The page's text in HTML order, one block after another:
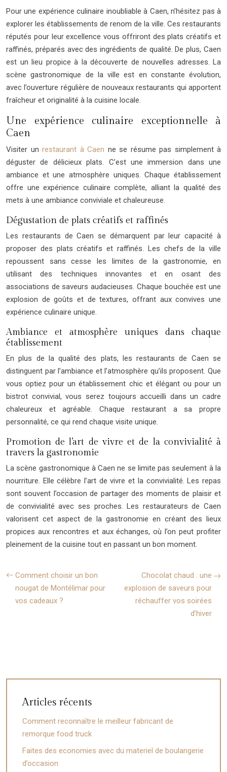
Pour une expérience culinaire inoubliable à Caen, n’hésitez pas à
explorer les établissements de renom de la ville. Ces restaurants
réputés pour leur excellence vous offriront des plats créatifs et
raffinés, préparés avec des ingrédients de qualité. De plus, Caen
est un lieu propice à la découverte de nouvelles adresses. La
scène gastronomique de la ville est en constante évolution,
avec l’ouverture régulière de nouveaux restaurants qui apportent
fraîcheur et originalité à la cuisine locale.
Une expérience culinaire exceptionnelle à
Caen
Visiter un restaurant à Caen ne se résume pas simplement à
déguster de délicieux plats. C’est une immersion dans une
ambiance et une atmosphère uniques. Chaque établissement
offre une expérience culinaire complète, alliant la qualité des
mets à une ambiance conviviale et chaleureuse.
Dégustation de plats créatifs et raffinés
Les restaurants de Caen se démarquent par leur capacité à
proposer des plats créatifs et raffinés. Les chefs de la ville
repoussent sans cesse les limites de la gastronomie, en
utilisant des techniques innovantes et en osant des
associations de saveurs audacieuses. Chaque bouchée est une
explosion de goûts et de textures, offrant aux convives une
expérience culinaire unique.
Ambiance et atmosphère uniques dans chaque
établissement
En plus de la qualité des plats, les restaurants de Caen se
distinguent par l’ambiance et l’atmosphère qu’ils proposent. Que
vous optiez pour un établissement chic et élégant ou pour un
bistrot convivial, vous serez toujours accueilli dans un cadre
chaleureux et agréable. Chaque restaurant a sa propre
personnalité, ce qui rend chaque visite unique.
Promotion de l’art de vivre et de la convivialité à
travers la gastronomie
La scène gastronomique à Caen ne se limite pas seulement à la
nourriture. Elle célèbre l’art de vivre et la convivialité. Les repas
sont souvent l’occasion de partager des moments de plaisir et
de convivialité avec ses proches. Les restaurateurs de Caen
valorisent cet aspect de la gastronomie en créant des lieux
propices aux rencontres et aux échanges, où l’on peut profiter
pleinement de la cuisine tout en passant un bon moment.
Comment choisir un bon
nougat de Montélimar pour
vos cadeaux ?
Chocolat chaud : une
explosion de saveurs pour
réchauffer vos soirées
d’hiver
Articles récents
Comment reconnaître le meilleur fabricant de
remorque food truck
Faites des economies avec du materiel de boulangerie
d’occasion